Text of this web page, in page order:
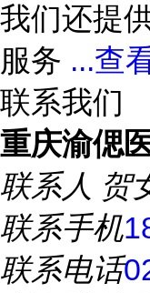
我们还提
服务 ...查
联系我们
重庆渝偲
联系人 贺
联系手机
联系电话